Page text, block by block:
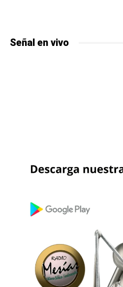
Señal en vivo